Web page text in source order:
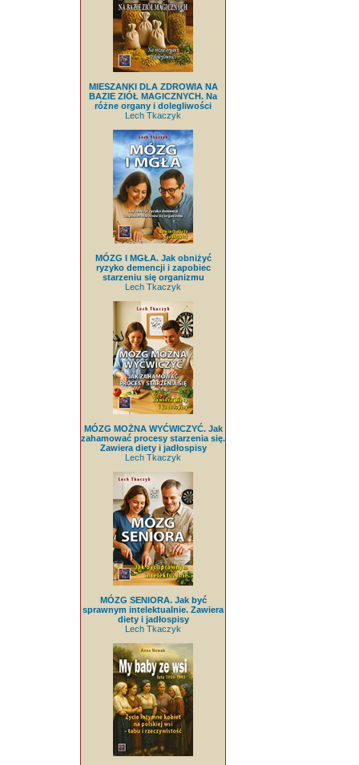
MIESZANKI DLA ZDROWIA NA
BAZIE ZIÓŁ MAGICZNYCH. Na
różne organy i dolegliwości
Lech Tkaczyk
MÓZG I MGŁA. Jak obniżyć
ryzyko demencji i zapobiec
starzeniu się organizmu
Lech Tkaczyk
MÓZG MOŻNA WYĆWICZYĆ. Jak
zahamować procesy starzenia się.
Zawiera diety i jadłospisy
Lech Tkaczyk
MÓZG SENIORA. Jak być
sprawnym intelektualnie. Zawiera
diety i jadłospisy
Lech Tkaczyk